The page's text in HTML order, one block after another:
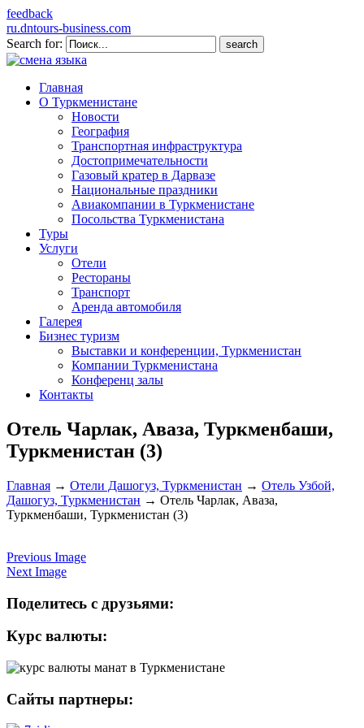
feedback
ru.dntours-business.com
Search for:
Главная
О Туркменистане
Новости
География
Транспортная инфраструктура
Достопримечательности
Газовый кратер в Дарвазе
Национальные праздники
Авиакомпании в Туркменистане
Посольства Туркменистана
Туры
Услуги
Отели
Рестораны
Транспорт
Аренда автомобиля
Галерея
Бизнес туризм
Выставки и конференции, Туркменистан
Компании Туркменистана
Конференц залы
Контакты
Отель Чарлак, Аваза, Туркменбаши,
Туркменистан (3)
Главная → Отели Дашогуз, Туркменистан → Отель Узбой,
Дашогуз, Туркменистан → Отель Чарлак, Аваза,
Туркменбаши, Туркменистан (3)
Previous Image
Next Image
Поделитесь с друзьями:
Курс валюты:
Сайты партнеры: